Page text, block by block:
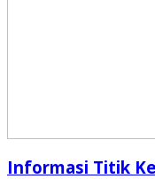
Informasi Titik